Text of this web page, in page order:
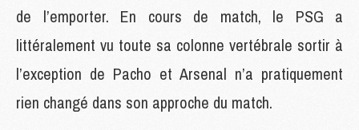
de l’emporter. En cours de match, le PSG a
littéralement vu toute sa colonne vertébrale sortir à
l’exception de Pacho et Arsenal n’a pratiquement
rien changé dans son approche du match.